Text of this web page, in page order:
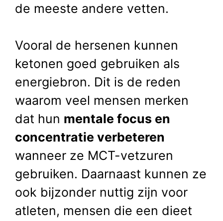
de meeste andere vetten.
Vooral de hersenen kunnen
ketonen goed gebruiken als
energiebron. Dit is de reden
waarom veel mensen merken
dat hun mentale focus en
concentratie verbeteren
wanneer ze MCT-vetzuren
gebruiken. Daarnaast kunnen ze
ook bijzonder nuttig zijn voor
atleten, mensen die een dieet